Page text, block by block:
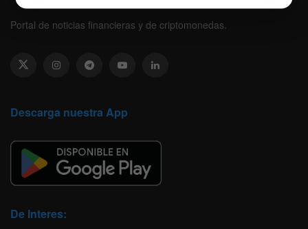
Portal de noticias financieras y de criptomonedas.
Descarga nuestra App
De Interes: